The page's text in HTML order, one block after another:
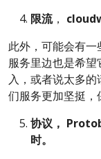
限流，
此外，可能会有
服务里边也是希
入，或者说太多
们服务更加坚挺，
协议，
时。